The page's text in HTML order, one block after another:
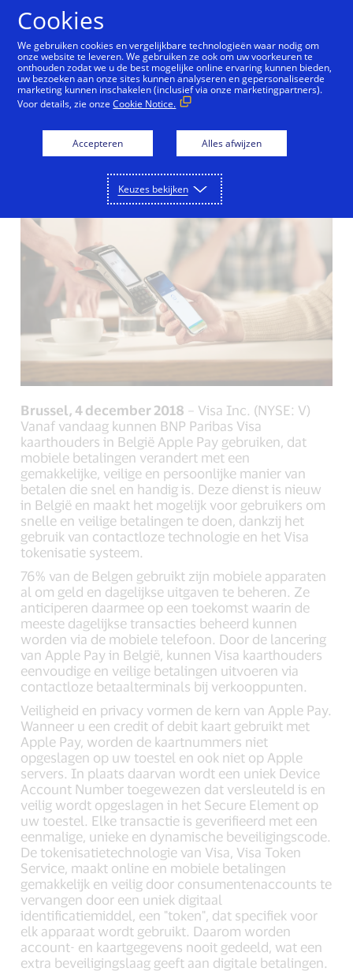
Apple Pay voor Visa
klanten in België
Brussel, 4 december 2018 – Visa Inc. (NYSE: V)
Vanaf vandaag kunnen BNP Paribas Visa
kaarthouders in België Apple Pay gebruiken, dat
mobiele betalingen verandert met een
gemakkelijke, veilige en persoonlijke manier van
betalen die snel en handig is. Deze dienst is nieuw
in België en maakt het mogelijk voor gebruikers om
snelle en veilige betalingen te doen, dankzij het
gebruik van contactloze technologie en het Visa
tokenisatie systeem.
76% van de Belgen gebruikt zijn mobiele apparaten
al om geld en dagelijkse uitgaven te beheren. Ze
anticiperen daarmee op een toekomst waarin de
meeste dagelijkse transacties beheerd kunnen
worden via de mobiele telefoon. Door de lancering
van Apple Pay in België, kunnen Visa kaarthouders
eenvoudige en veilige betalingen uitvoeren via
contactloze betaalterminals bij verkooppunten.
Veiligheid en privacy vormen de kern van Apple Pay.
Wanneer u een credit of debit kaart gebruikt met
Apple Pay, worden de kaartnummers niet
opgeslagen op uw toestel en ook niet op Apple
servers. In plaats daarvan wordt een uniek Device
Account Number toegewezen dat versleuteld is en
veilig wordt opgeslagen in het Secure Element op
uw toestel. Elke transactie is geverifieerd met een
eenmalige, unieke en dynamische beveiligingscode.
De tokenisatietechnologie van Visa, Visa Token
Service, maakt online en mobiele betalingen
gemakkelijk en veilig door consumentenaccounts te
vervangen door een uniek digitaal
identificatiemiddel, een "token", dat specifiek voor
elk apparaat wordt gebruikt. Daarom worden
account- en kaartgegevens nooit gedeeld, wat een
extra beveiligingslaag geeft aan digitale betalingen.
Cookies
We gebruiken cookies en vergelijkbare technologieën waar nodig om
onze website te leveren. We gebruiken ze ook om uw voorkeuren te
onthouden zodat we u de best mogelijke online ervaring kunnen bieden,
uw bezoeken aan onze sites kunnen analyseren en gepersonaliseerde
marketing kunnen inschakelen (inclusief via onze marketingpartners).
Voor details, zie onzeCookie Notice.
Accepteren Alles afwijzen
Keuzes bekijken